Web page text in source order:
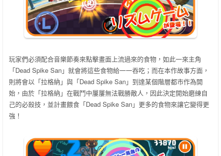
玩家們必須配合音樂節奏來點擊畫面上流過來的食物，如此一來主角
「Dead Spike San」就會將這些食物給一一吞吃；而在本作故事方面，
則將會以「拉格納」與「Dead Spike San」到達某個階層都市作為開
始，由於「拉格納」在戰鬥中屢屢無法戰勝敵人，因此決定開始磨練自
己的必殺技，並計畫餵食「Dead Spike San」更多的食物來讓它變得更
強！